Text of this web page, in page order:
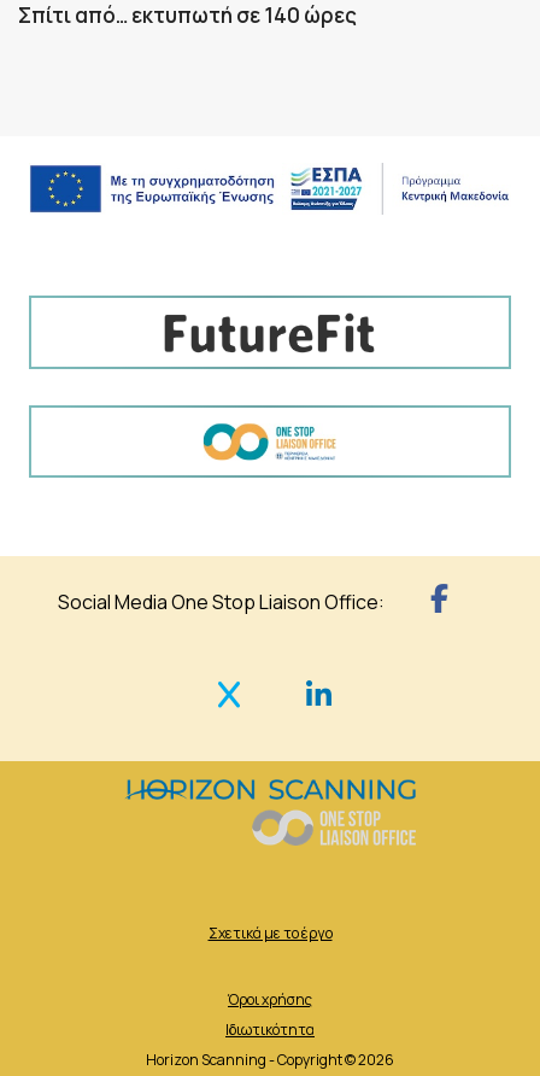
Σπίτι από… εκτυπωτή σε 140 ώρες
Social Media One Stop Liaison Office:
Σχετικά με το έργο
Όροι χρήσης
Ιδιωτικότητα
Horizon Scanning - Copyright © 2026